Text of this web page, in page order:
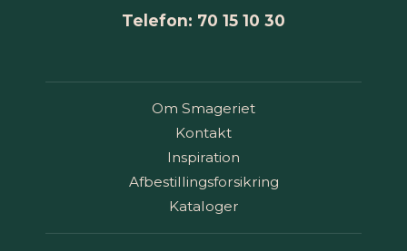
Telefon: 70 15 10 30
Om Smageriet
Kontakt
Inspiration
Afbestillingsforsikring
Kataloger